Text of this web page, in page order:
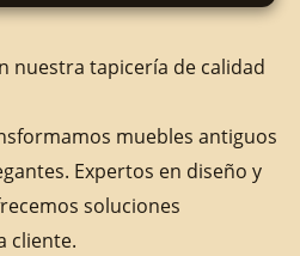
nuestra tapicería de calidad
muebles antiguos
Expertos en diseño y
soluciones
cliente.